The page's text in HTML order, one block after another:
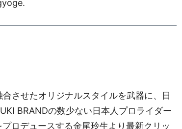
させたオリジナルスタイルを武器に、日
BRANDの数少ない日本人プロライダー
ロデュースする金尾玲生より最新クリッ